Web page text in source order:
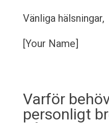
Vänliga hälsningar,
[Your Name]
Varför
personligt